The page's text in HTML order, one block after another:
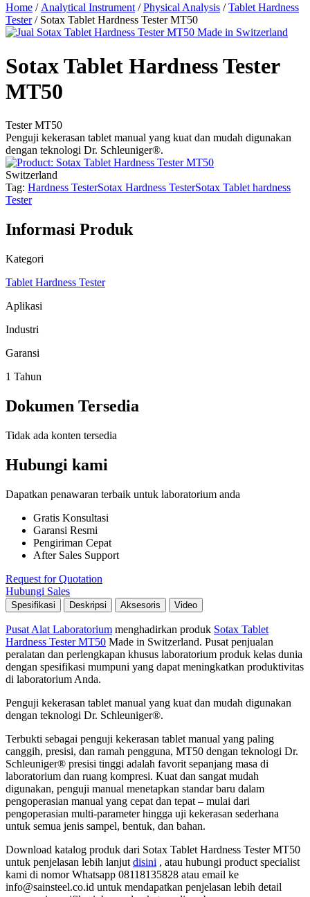
Home / Analytical Instrument /Physical Analysis /Tablet Hardness
Tester/ Sotax Tablet Hardness Tester MT50
Sotax Tablet Hardness Tester
MT50
Tester MT50
Penguji kekerasan tablet manual yang kuat dan mudah digunakan
dengan teknologi Dr. Schleuniger®.
Switzerland
Tag: Hardness TesterSotax Hardness TesterSotax Tablet hardness
Tester
Informasi Produk
Kategori
Tablet Hardness Tester
Aplikasi
Industri
Garansi
1 Tahun
Dokumen Tersedia
Tidak ada konten tersedia
Hubungi kami
Dapatkan penawaran terbaik untuk laboratorium anda
Gratis Konsultasi
Garansi Resmi
Pengiriman Cepat
After Sales Support
Request for Quotation
Hubungi Sales
Spesifikasi Deskripsi Aksesoris Video
Pusat Alat Laboratorium menghadirkan produk Sotax Tablet
Hardness Tester MT50 Made in Switzerland. Pusat penjualan
peralatan dan perlengkapan khusus laboratorium produk kelas dunia
dengan spesifikasi mumpuni yang dapat meningkatkan produktivitas
di laboratorium Anda.
Penguji kekerasan tablet manual yang kuat dan mudah digunakan
dengan teknologi Dr. Schleuniger®.
Terbukti sebagai penguji kekerasan tablet manual yang paling
canggih, presisi, dan ramah pengguna, MT50 dengan teknologi Dr.
Schleuniger® presisi tinggi adalah favorit sepanjang masa di
laboratorium dan ruang kompresi. Kuat dan sangat mudah
digunakan, penguji manual menetapkan standar baru dalam
pengoperasian manual yang cepat dan tepat – mulai dari
pengoperasian multi-parameter hingga uji kekerasan sederhana
untuk semua jenis sampel, bentuk, dan bahan.
Download katalog produk dari Sotax Tablet Hardness Tester MT50
untuk penjelasan lebih lanjut disini , atau hubungi product specialist
kami di nomor Whatsapp 08118135828 atau email ke
info@sainsteel.co.id untuk mendapatkan penjelasan lebih detail